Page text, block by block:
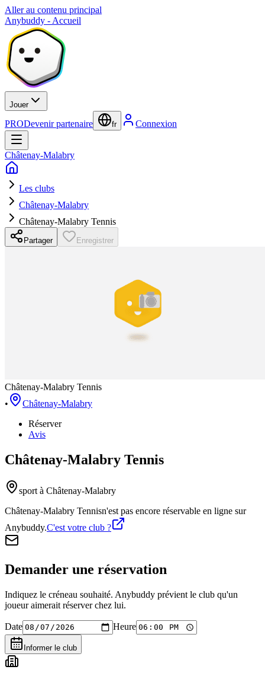
Aller au contenu principal
Anybuddy - Accueil
Jouer
PRODevenir partenaire fr Connexion
Châtenay-Malabry
Les clubs
Châtenay-Malabry
Châtenay-Malabry Tennis
Partager Enregistrer
Châtenay-Malabry Tennis
•
Châtenay-Malabry
Réserver
Avis
Châtenay-Malabry Tennis
sport à Châtenay-Malabry
Châtenay-Malabry Tennisn'est pas encore réservable en ligne sur
Anybuddy.C'est votre club ?
Demander une réservation
Indiquez le créneau souhaité. Anybuddy prévient le club qu'un
joueur aimerait réserver chez lui.
Date Heure
Informer le club